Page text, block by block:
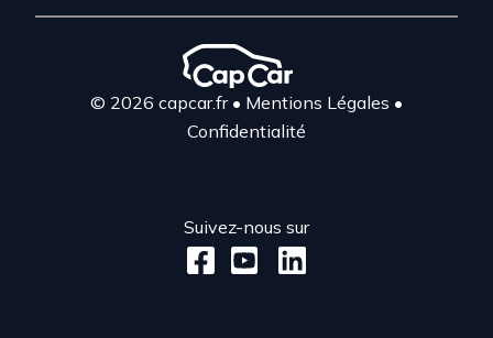
© 2026 capcar.fr• Mentions Légales •
Confidentialité
Suivez-nous sur